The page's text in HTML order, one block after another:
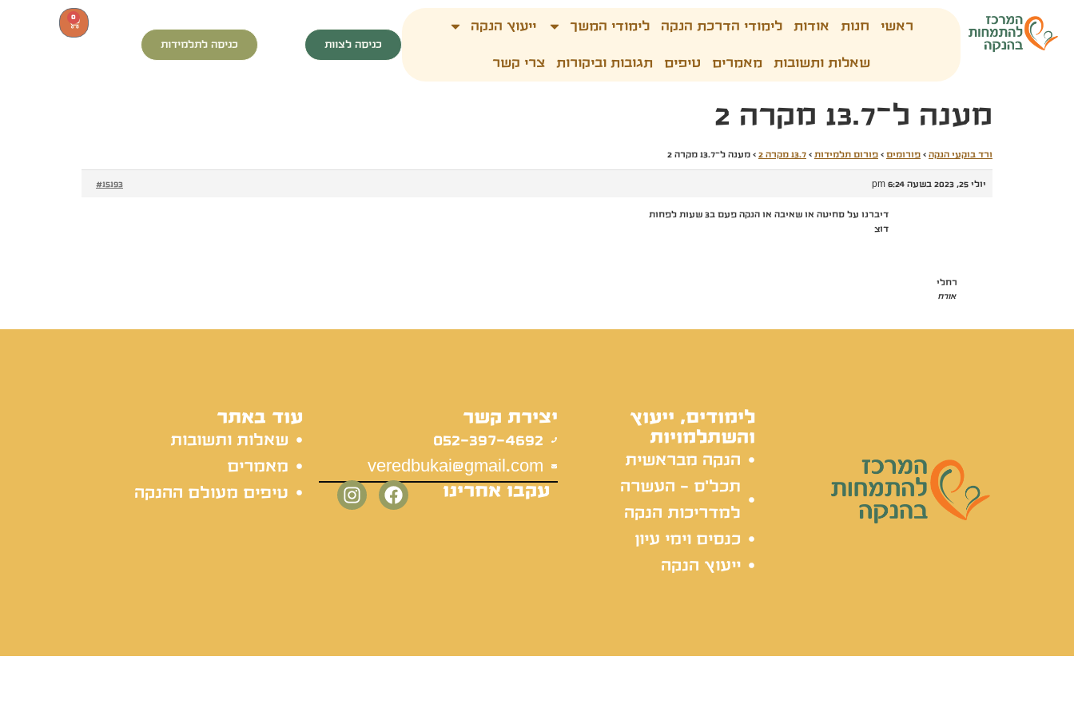
ראשי חנות אודות לימודי הדרכת הנקה לימודי המשך ייעוץ הנקה
שאלות ותשובות מאמרים טיפים תגובות וביקורות צרי קשר
כניסה לצוות כניסה לתלמידות
0
מענה ל־13.7 מקרה 2
ורד בוקעי הנקה › פורומים › פורום תלמידות › 13.7 מקרה 2 › מענה ל־13.7 מקרה 2
יולי 25, 2023 בשעה 6:24 pm #15193
רחלי
אורח
דיברנו על סחיטה או שאיבה או הנקה פעם ב3 שעות לפחות
דוצ
לימודים, ייעוץ
והשתלמויות
הנקה מבראשית
תכל'ס - העשרה
למדריכות הנקה
כנסים וימי עיון
ייעוץ הנקה
יצירת קשר
052-397-4692
veredbukai@gmail.com
עקבו אחרינו
עוד באתר
שאלות ותשובות
מאמרים
טיפים מעולם ההנקה